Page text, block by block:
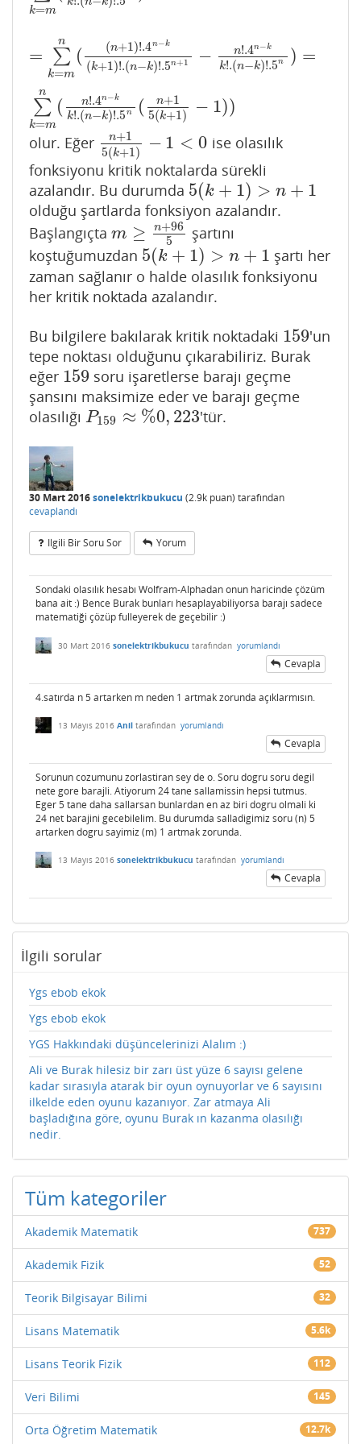
k=m
= ∑
k=m
n
( (n+1)!.4n−k
(k+1)!.(n−k)!.5n+1 − n!.4n−k
k!.(n−k)!.5n ) =
∑
k=m
n
( n!.4n−k
k!.(n−k)!.5 n ( n+1
5(k+1) − 1))
=∑ =m n ((n+1)!.4n−k(k+1) .(n −k)!.5n+1−n !.4n
olur. Eğer n+1
5(k+1 ) − 1 < 0
n+15(k +1) −1 <0
ise olasılık
fonksiyonu kritik noktalarda sürekli
azalandır. Bu durumda 5(k + 1) > n + 1
5(k+ 1)> n+ 1
olduğu şartlarda fonksiyon azalandır.
Başlangıçta m ≥ n+96
5
m≥ n+ 965
şartını
koştuğumuzdan 5(k + 1) > n + 1
5(k+ 1)> n+ 1
şartı her
zaman sağlanır o halde olasılık fonksiyonu
her kritik noktada azalandır.
Bu bilgilere bakılarak kritik noktadaki 159
159'un
tepe noktası olduğunu çıkarabiliriz. Burak
eğer 159
159 soru işaretlerse barajı geçme
şansını maksimize eder ve barajı geçme
olasılığı P159 ≈ %0, 223
P159 ≈% 0,223 'tür.
30 Mart 2016sonelektrikbukucu (2.9k puan) tarafından
cevaplandı
Ilgili Bir Soru Sor Yorum
Sondaki olasılık hesabı Wolfram-Alphadan onun haricinde çözüm
bana ait :) Bence Burak bunları hesaplayabiliyorsa barajı sadece
matematiği çözüp fulleyerek de geçebilir :)
30 Mart 2016 sonelektrikbukucu tarafından yorumlandı
Cevapla
4.satırda n 5 artarken m neden 1 artmak zorunda açıklarmısın.
13 Mayıs 2016 Anil tarafından yorumlandı
Cevapla
Sorunun cozumunu zorlastiran sey de o. Soru dogru soru degil
nete gore barajli. Atiyorum 24 tane sallamissin hepsi tutmus.
Eger 5 tane daha sallarsan bunlardan en az biri dogru olmali ki
24 net barajini gecebilelim. Bu durumda salladigimiz soru (n) 5
artarken dogru sayimiz (m) 1 artmak zorunda.
13 Mayıs 2016 sonelektrikbukucu tarafından yorumlandı
Cevapla
İlgili sorular
Ygs ebob ekok
Ygs ebob ekok
YGS Hakkındaki düşüncelerinizi Alalım :)
Ali ve Burak hilesiz bir zarı üst yüze 6 sayısı gelene
kadar sırasıyla atarak bir oyun oynuyorlar ve 6 sayısını
ilkelde eden oyunu kazanıyor. Zar atmaya Ali
başladığına göre, oyunu Burak ın kazanma olasılığı
nedir.
Tüm kategoriler
Akademik Matematik 737
Akademik Fizik 52
Teorik Bilgisayar Bilimi 32
Lisans Matematik 5.6k
Lisans Teorik Fizik 112
Veri Bilimi 145
Orta Öğretim Matematik 12.7k